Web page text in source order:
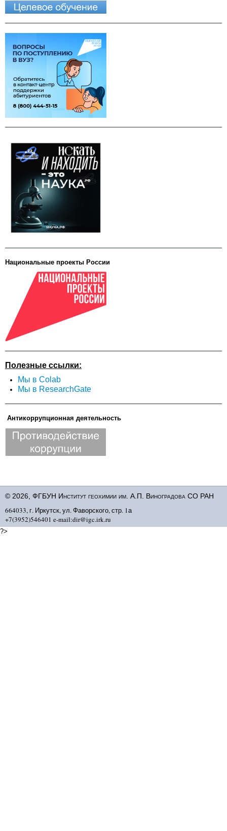
Национальные проекты России
Полезные ссылки:
Мы в Colab
Мы в ResearchGate
Антикоррупционная деятельность
© 2026, ФГБУН Институт геохимии им. А.П. Виноградова СО РАН
664033, г. Иркутск, ул. Фаворского, стр. 1а
+7(3952)546401 e-mail:dir@igc.irk.ru
?>